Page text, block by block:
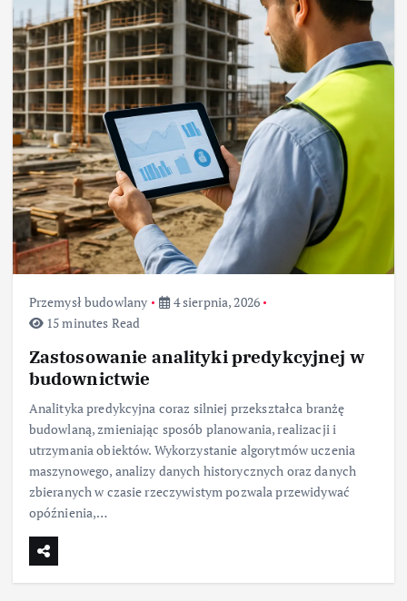
Przemysł budowlany
4 sierpnia, 2026
15 minutes Read
Zastosowanie analityki predykcyjnej w
budownictwie
Analityka predykcyjna coraz silniej przekształca branżę
budowlaną, zmieniając sposób planowania, realizacji i
utrzymania obiektów. Wykorzystanie algorytmów uczenia
maszynowego, analizy danych historycznych oraz danych
zbieranych w czasie rzeczywistym pozwala przewidywać
opóźnienia,…